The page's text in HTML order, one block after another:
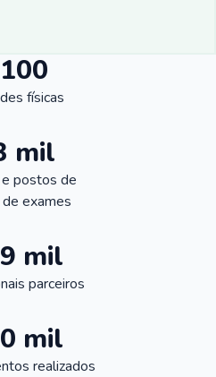
físicas
mil
e postos de
exames
mil
parceiros
mil
realizados